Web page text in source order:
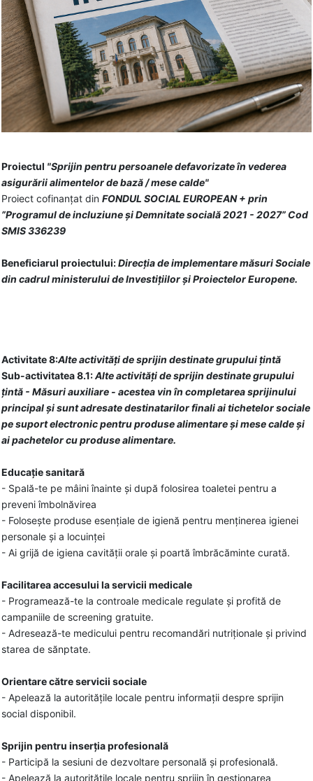
Proiectul "Sprijin pentru persoanele defavorizate în vederea
asigurării alimentelor de bază / mese calde"
Proiect cofinanțat dinFONDUL SOCIAL EUROPEAN + prin
”Programul de incluziune și Demnitate socială 2021 - 2027” Cod
SMIS 336239
Beneficiarul proiectului:Direcția de implementare măsuri Sociale
din cadrul ministerului de Investițiilor și Proiectelor Europene.
Activitate 8:Alte activități de sprijin destinate grupului țintă
Sub-activitatea 8.1:Alte activități de sprijin destinate grupului
țintă - Măsuri auxiliare - acestea vin în completarea sprijinului
principal și sunt adresate destinatarilor finali ai tichetelor sociale
pe suport electronic pentru produse alimentare și mese calde și
ai pachetelor cu produse alimentare.
Educație sanitară
- Spală-te pe mâini înainte și după folosirea toaletei pentru a
preveni îmbolnăvirea
- Folosește produse esențiale de igienă pentru menținerea igienei
personale și a locuinței
- Ai grijă de igiena cavității orale și poartă îmbrăcăminte curată.
Facilitarea accesului la servicii medicale
- Programează-te la controale medicale regulate și profită de
campaniile de screening gratuite.
- Adresează-te medicului pentru recomandări nutriționale și privind
starea de sănptate.
Orientare către servicii sociale
- Apelează la autoritățile locale pentru informații despre sprijin
social disponibil.
Sprijin pentru inserția profesională
- Participă la sesiuni de dezvoltare personală și profesională.
- Apelează la autoritățile locale pentru sprijin în gestionarea